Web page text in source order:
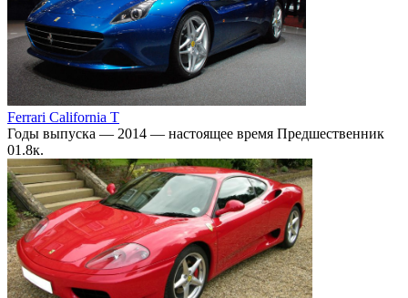
Ferrari California T
Годы выпуска — 2014 — настоящее время Предшественник
01.8к.